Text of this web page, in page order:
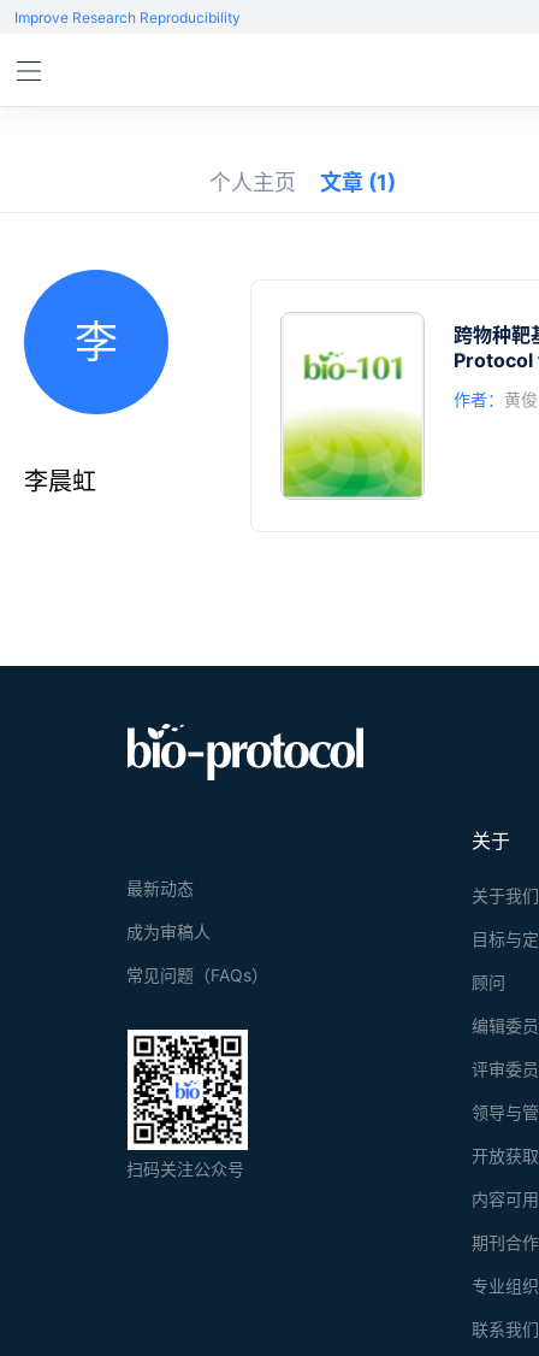
Improve Research Reproducibility
个人主页 文章 (1)
李
李晨虹
跨物种靶
作者： 黄
关于
关于我们
目标与
顾问
编辑委
评审委
领导与
开放获
内容可
期刊合
专业组
联系我们
最新动态
成为审稿人
常见问题（FAQs）
扫码关注公众号